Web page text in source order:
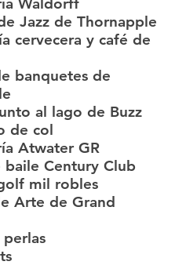
Jazz de Thornapple
cervecera y café de
banquetes de
al lago de Buzz
de col
Atwater GR
baile Century Club
mil robles
Arte de Grand